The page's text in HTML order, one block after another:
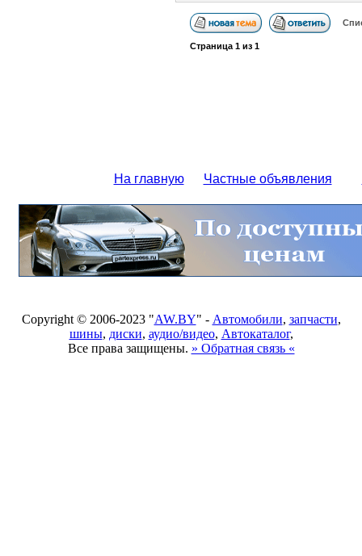
Страница 1из 1
На главную Частные объявления
Copyright © 2006-2023 "AW.BY" - Автомобили, запчасти,
шины, диски, аудио/видео, Автокаталог,
Все права защищены. » Обратная связь «